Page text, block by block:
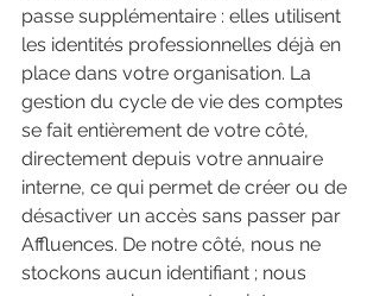
passe supplémentaire : elles utilisent
les identités professionnelles déjà en
place dans votre organisation. La
gestion du cycle de vie des comptes
se fait entièrement de votre côté,
directement depuis votre annuaire
interne, ce qui permet de créer ou de
désactiver un accès sans passer par
Affluences. De notre côté, nous ne
stockons aucun identifiant ; nous